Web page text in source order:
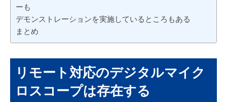
ーも
デモンストレーションを実施しているところもある
まとめ
リモート対応のデジタルマイク
ロスコープは存在する